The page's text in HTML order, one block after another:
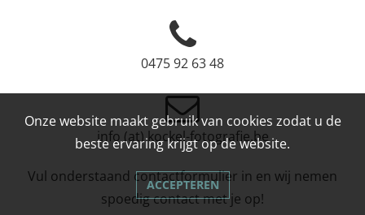
0475 92 63 48
info (at) kockel-fotografie.be
Vul onderstaand contactformulier in en wij nemen
spoedig contact met je op!
Onze website maakt gebruik van cookies zodat u de
beste ervaring krijgt op de website.
ACCEPTEREN